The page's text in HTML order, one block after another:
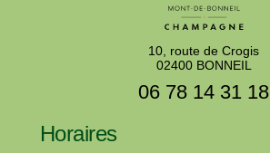
10, route de Crogis
02400 BONNEIL
06 78 14 31 18
Horaires